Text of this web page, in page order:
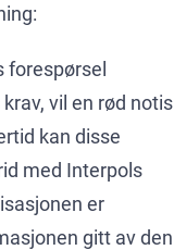
forespørsel
vil en rød notis
kan disse
med Interpols
er
gitt av den